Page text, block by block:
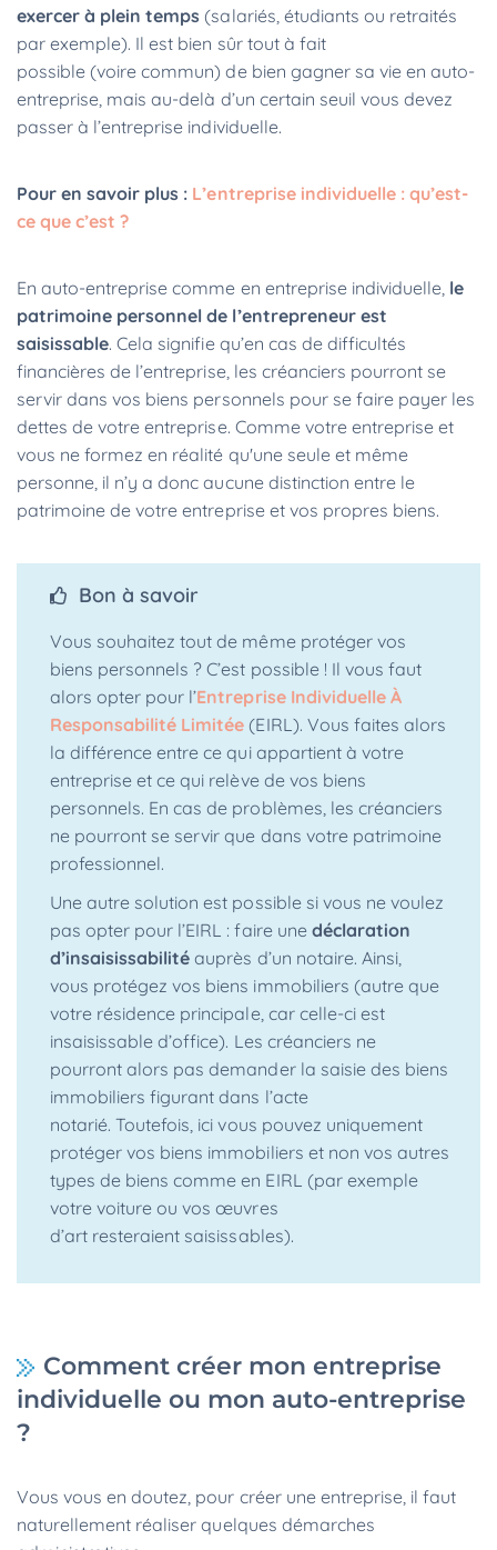
exercer à plein temps (salariés, étudiants ou retraités
par exemple). Il est bien sûr tout à fait
possible (voire commun) de bien gagner sa vie en auto-
entreprise, mais au-delà d’un certain seuil vous devez
passer à l’entreprise individuelle.
Pour en savoir plus : L’entreprise individuelle : qu’est-
ce que c’est ?
En auto-entreprise comme en entreprise individuelle, le
patrimoine personnel de l’entrepreneur est
saisissable. Cela signifie qu’en cas de difficultés
financières de l’entreprise, les créanciers pourront se
servir dans vos biens personnels pour se faire payer les
dettes de votre entreprise. Comme votre entreprise et
vous ne formez en réalité qu'une seule et même
personne, il n’y a donc aucune distinction entre le
patrimoine de votre entreprise et vos propres biens.
Bon à savoir
Vous souhaitez tout de même protéger vos
biens personnels ? C’est possible ! Il vous faut
alors opter pour l’Entreprise Individuelle À
Responsabilité Limitée (EIRL). Vous faites alors
la différence entre ce qui appartient à votre
entreprise et ce qui relève de vos biens
personnels. En cas de problèmes, les créanciers
ne pourront se servir que dans votre patrimoine
professionnel.
Une autre solution est possible si vous ne voulez
pas opter pour l’EIRL : faire une déclaration
d’insaisissabilitéauprès d’un notaire. Ainsi,
vous protégez vos biens immobiliers (autre que
votre résidence principale, car celle-ci est
insaisissable d’office). Les créanciers ne
pourront alors pas demander la saisie des biens
immobiliers figurant dans l’acte
notarié. Toutefois, ici vous pouvez uniquement
protéger vos biens immobiliers et non vos autres
types de biens comme en EIRL (par exemple
votre voiture ou vos œuvres
d’art resteraient saisissables).
Comment créer mon entreprise
individuelle ou mon auto-entreprise
?
Vous vous en doutez, pour créer une entreprise, il faut
naturellement réaliser quelques démarches